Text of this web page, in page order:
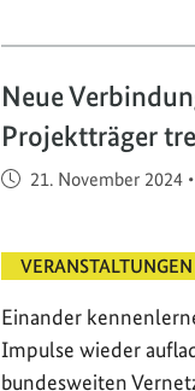
Neue
Projektträger
Veröffentlicht am
21. November 2024 •
VERANSTALTUNGEN
Einander
Impulse wieder
bundesweiten